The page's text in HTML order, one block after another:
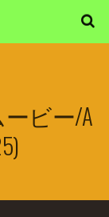
ビー/A